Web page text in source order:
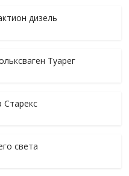
дизель
Туарег
Старекс
света